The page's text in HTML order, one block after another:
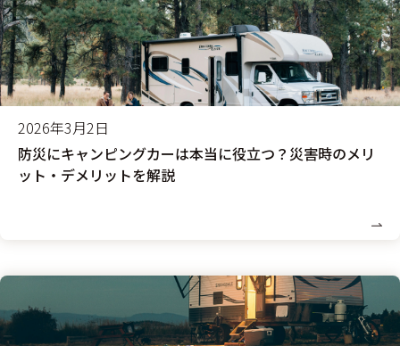
2026年3月2日
防災にキャンピングカーは本当に役立つ？災害時のメリ
ット・デメリットを解説